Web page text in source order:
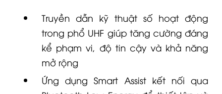
Truyền dẫn kỹ thuật số hoạt động
trong phổ UHF giúp tăng cường đáng
kể phạm vi, độ tin cậy và khả năng
mở rộng
Ứng dụng Smart Assist kết nối qua